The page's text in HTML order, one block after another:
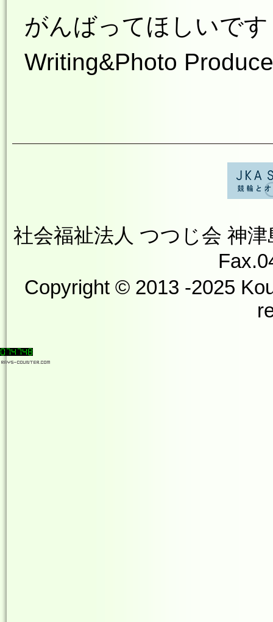
がんばってほしいです
Writing&Photo
社会福祉法人 つつじ会 神
Copyright © 2013 -2025